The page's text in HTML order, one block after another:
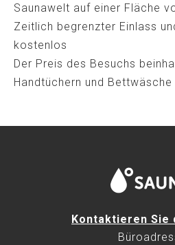
Saunawelt auf einer Fläche
Zeitlich begrenzter Einlass
kostenlos
Der Preis des Besuchs
Handtüchern und Bettwäsche
Kontaktieren Sie